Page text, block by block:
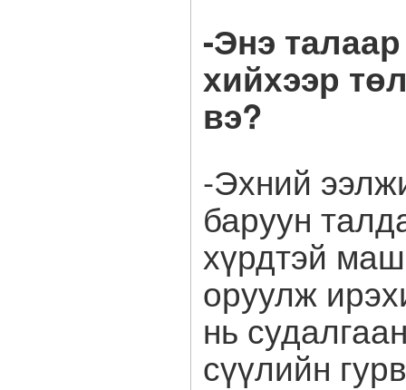
-Энэ
хийхээр
вэ?
-Эхний
баруун
хүрдтэй
оруулж
нь
сүүлийн